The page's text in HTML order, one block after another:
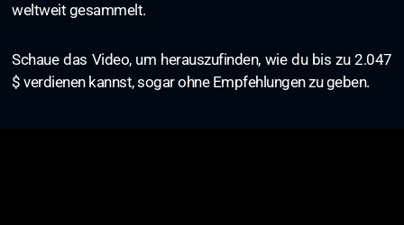
weltweit gesammelt.
Schaue das Video, um herauszufinden, wie du bis zu 2.047
$ verdienen kannst, sogar ohne Empfehlungen zu geben.